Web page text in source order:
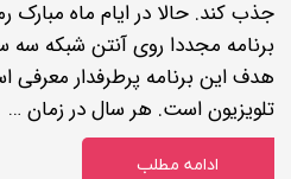
برنامه مجددا روی آنتن شبکه سه
هدف این برنامه پرطرفدار معرفی
تلویزیون است. هر سال در زمان …
ادامه مطلب